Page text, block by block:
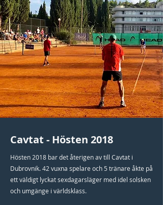
Cavtat - Hösten 2018
Hösten 2018 bar det återigen av till Cavtat i
Dubrovnik. 42 vuxna spelare och 5 tränare åkte på
ett väldigt lyckat sexdagarsläger med idel solsken
och umgänge i världsklass.